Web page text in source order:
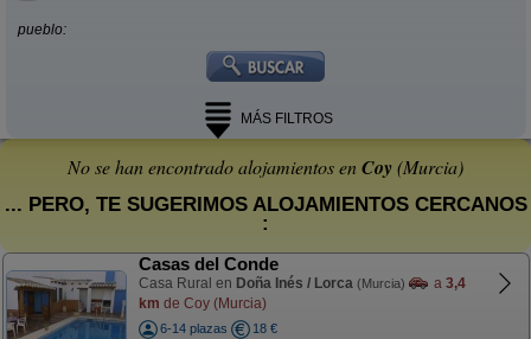
pueblo:
MÁS FILTROS
No se han encontrado alojamientos enCoy(Murcia)
... PERO, TE SUGERIMOS ALOJAMIENTOS CERCANOS
:
Casas del Conde
Casa Rural en Doña Inés / Lorca (Murcia) a 3,4
km de Coy (Murcia)
6-14 plazas
18 €